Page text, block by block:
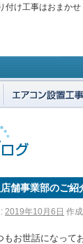
け工事はおまかせ
舗事業部のご紹
2019年10月6日 作
もお世話になって